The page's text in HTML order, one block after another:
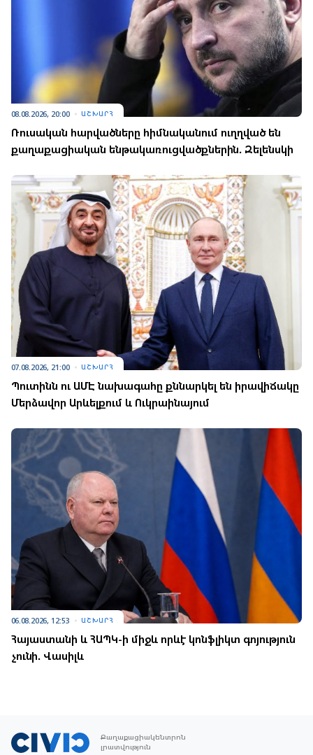
08.08.2026, 20:00 ԱՇԽԱՐՀ
Ռուսական հարվածները հիմնականում ուղղված են
քաղաքացիական ենթակառուցվածքներին. Զելենսկի
07.08.2026, 21:00 ԱՇԽԱՐՀ
Պուտինն ու ԱՄԷ նախագահը քննարկել են իրավիճակը
Մերձավոր Արևելքում և Ուկրաինայում
06.08.2026, 12:53 ԱՇԽԱՐՀ
Հայաստանի և ՀԱՊԿ-ի միջև որևէ կոնֆլիկտ գոյություն
չունի. Վասիլև
Քաղաքացիակենտրոն
լրատվություն